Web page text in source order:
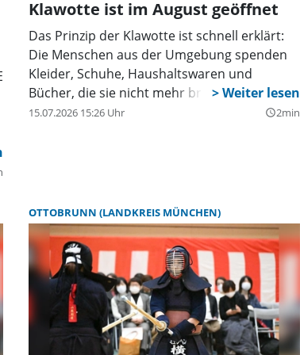
Grabowski einige Abenteuer bestehen. Der
Kinderbuch-Klassiker als herzerwärmendes
Bühnenstück – Spannung mit Happy End von
Theater Mär. Das Figurentheater ist für Kinder
ab 4 Jahren geeignet, Babys haben keinen
Zutritt! Der Eintritt kostet 7 Euro, Karten sind ab
sofort in der Gemeindebibliothek Ottobrunn
Klawotte ist im August geöffnet
Das Prinzip der Klawotte ist schnell erklärt:
Die Menschen aus der Umgebung spenden
Kleider, Schuhe, Haushaltswaren und
Bücher, die sie nicht mehr brauchen.
15.07.2026 15:26 Uhr query_builder2min
OTTOBRUNN (LANDKREIS MÜNCHEN)